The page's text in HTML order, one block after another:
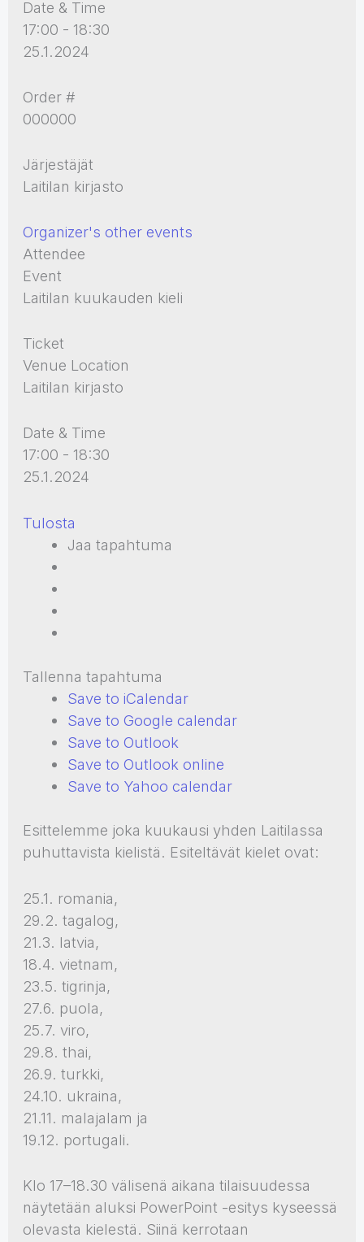
Date & Time
17:00 - 18:30
25.1.2024
Order #
000000
Järjestäjät
Laitilan kirjasto
Organizer's other events
Attendee
Event
Laitilan kuukauden kieli
Ticket
Venue Location
Laitilan kirjasto
Date & Time
17:00 - 18:30
25.1.2024
Tulosta
Jaa tapahtuma
Tallenna tapahtuma
Save to iCalendar
Save to Google calendar
Save to Outlook
Save to Outlook online
Save to Yahoo calendar
Esittelemme joka kuukausi yhden Laitilassa
puhuttavista kielistä. Esiteltävät kielet ovat:
25.1. romania,
29.2. tagalog,
21.3. latvia,
18.4. vietnam,
23.5. tigrinja,
27.6. puola,
25.7. viro,
29.8. thai,
26.9. turkki,
24.10. ukraina,
21.11. malajalam ja
19.12. portugali.
Klo 17–18.30 välisenä aikana tilaisuudessa
näytetään aluksi PowerPoint -esitys kyseessä
olevasta kielestä. Siinä kerrotaan